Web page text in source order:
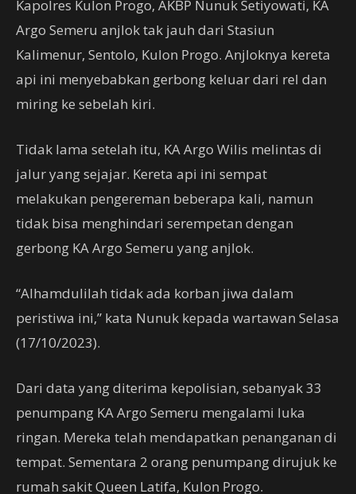
Kapolres Kulon Progo, AKBP Nunuk Setiyowati, KA
Argo Semeru anjlok tak jauh dari Stasiun
Kalimenur, Sentolo, Kulon Progo. Anjloknya kereta
api ini menyebabkan gerbong keluar dari rel dan
miring ke sebelah kiri.
Tidak lama setelah itu, KA Argo Wilis melintas di
jalur yang sejajar. Kereta api ini sempat
melakukan pengereman beberapa kali, namun
tidak bisa menghindari serempetan dengan
gerbong KA Argo Semeru yang anjlok.
“Alhamdulilah tidak ada korban jiwa dalam
peristiwa ini,” kata Nunuk kepada wartawan Selasa
(17/10/2023).
Dari data yang diterima kepolisian, sebanyak 33
penumpang KA Argo Semeru mengalami luka
ringan. Mereka telah mendapatkan penanganan di
tempat. Sementara 2 orang penumpang dirujuk ke
rumah sakit Queen Latifa, Kulon Progo.